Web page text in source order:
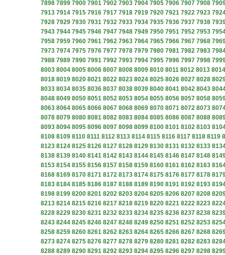
7898 7899 7900 7901 7902 7903 7904 7905 7906 7907 7908
7913 7914 7915 7916 7917 7918 7919 7920 7921 7922 7923
7928 7929 7930 7931 7932 7933 7934 7935 7936 7937 7938
7943 7944 7945 7946 7947 7948 7949 7950 7951 7952 7953
7958 7959 7960 7961 7962 7963 7964 7965 7966 7967 7968
7973 7974 7975 7976 7977 7978 7979 7980 7981 7982 7983
7988 7989 7990 7991 7992 7993 7994 7995 7996 7997 7998
8003 8004 8005 8006 8007 8008 8009 8010 8011 8012 8013 8014
8018 8019 8020 8021 8022 8023 8024 8025 8026 8027 8028
8033 8034 8035 8036 8037 8038 8039 8040 8041 8042 8043
8048 8049 8050 8051 8052 8053 8054 8055 8056 8057 8058
8063 8064 8065 8066 8067 8068 8069 8070 8071 8072 8073
8078 8079 8080 8081 8082 8083 8084 8085 8086 8087 8088
8093 8094 8095 8096 8097 8098 8099 8100 8101 8102 8103
8108 8109 8110 8111 8112 8113 8114 8115 8116 8117 8118 8119
8123 8124 8125 8126 8127 8128 8129 8130 8131 8132 8133
8138 8139 8140 8141 8142 8143 8144 8145 8146 8147 8148
8153 8154 8155 8156 8157 8158 8159 8160 8161 8162 8163
8168 8169 8170 8171 8172 8173 8174 8175 8176 8177 8178
8183 8184 8185 8186 8187 8188 8189 8190 8191 8192 8193
8198 8199 8200 8201 8202 8203 8204 8205 8206 8207 8208
8213 8214 8215 8216 8217 8218 8219 8220 8221 8222 8223
8228 8229 8230 8231 8232 8233 8234 8235 8236 8237 8238
8243 8244 8245 8246 8247 8248 8249 8250 8251 8252 8253
8258 8259 8260 8261 8262 8263 8264 8265 8266 8267 8268
8273 8274 8275 8276 8277 8278 8279 8280 8281 8282 8283
8288 8289 8290 8291 8292 8293 8294 8295 8296 8297 8298